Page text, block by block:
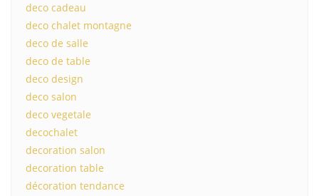
deco cadeau
deco chalet montagne
deco de salle
deco de table
deco design
deco salon
deco vegetale
decochalet
decoration salon
decoration table
décoration tendance